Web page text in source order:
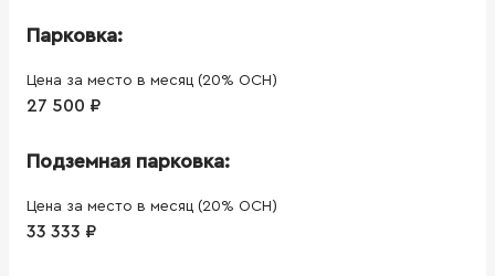
Парковка:
Цена за место в месяц (20% ОСН)
27 500 ₽
Подземная парковка:
Цена за место в месяц (20% ОСН)
33 333 ₽